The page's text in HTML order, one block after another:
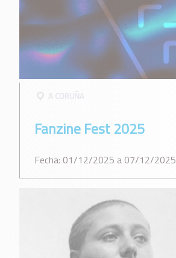
A CORUÑA
Fanzine Fest 2025
Fecha: 01/12/2025 a 07/12/2025